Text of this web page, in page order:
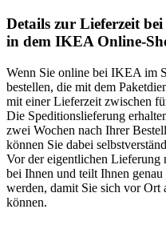
Details zur Lieferzeit
in dem IKEA Online-
Wenn Sie online bei IKEA im
bestellen, die mit dem
mit einer Lieferzeit zwischen
Die Speditionslieferung
zwei Wochen nach Ihrer
können Sie dabei
Vor der eigentlichen
bei Ihnen und teilt Ihnen
werden, damit Sie sich vor Ort
können.